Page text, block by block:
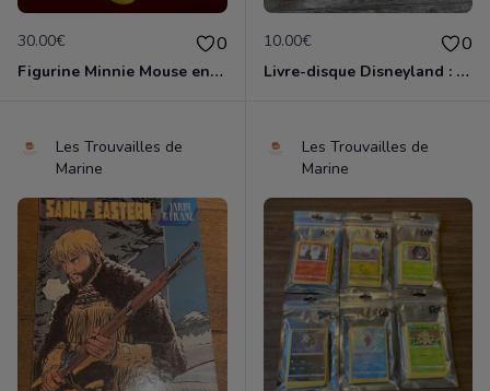
30.00€ 0
Figurine Minnie Mouse en porcelaine de 14 cm de haut marque Disney comme neuve
10.00€ 0
Livre-disque Disneyland : Blanche-Neige et les 7 nains 33 tours 1/3 avec 24 pages en couleurs en bon état
Les Trouvailles de
Marine
Les Trouvailles de
Marine